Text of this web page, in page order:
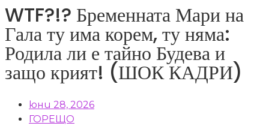
WTF?!? Бременната Мари на
Гала ту има корем, ту няма:
Родила ли е тайно Будева и
защо крият! (ШОК КАДРИ)
юни 28, 2026
ГОРЕЩО